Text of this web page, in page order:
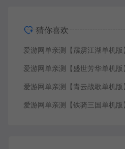
猜你喜欢